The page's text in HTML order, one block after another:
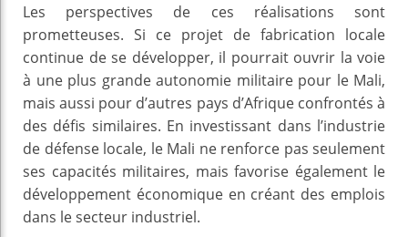
Les perspectives de ces réalisations sont
prometteuses. Si ce projet de fabrication locale
continue de se développer, il pourrait ouvrir la voie
à une plus grande autonomie militaire pour le Mali,
mais aussi pour d’autres pays d’Afrique confrontés à
des défis similaires. En investissant dans l’industrie
de défense locale, le Mali ne renforce pas seulement
ses capacités militaires, mais favorise également le
développement économique en créant des emplois
dans le secteur industriel.